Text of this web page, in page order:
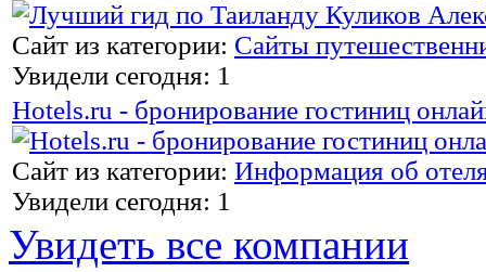
Сайт из категории: Сайты
Увидели сегодня: 1
Hotels.ru - бронирование гостиниц
Сайт из категории: Информация об
Увидели сегодня: 1
Увидеть все компании